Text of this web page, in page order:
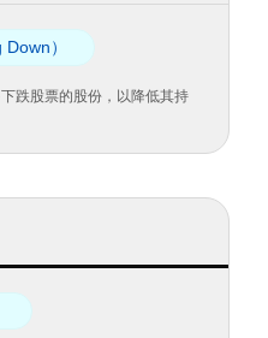
）
跌股票的股份，以降低其持